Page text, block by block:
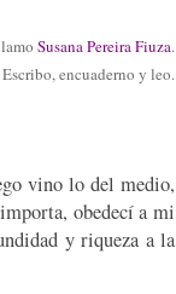
Susana Pereira Fiuza.
Escribo, encuaderno y leo.
vino lo del medio,
obedecí a mi
y riqueza a la